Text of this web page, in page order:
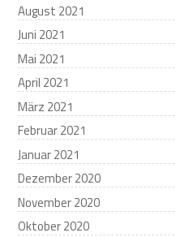
August 2021
Juni 2021
Mai 2021
April 2021
März 2021
Februar 2021
Januar 2021
Dezember 2020
November 2020
Oktober 2020